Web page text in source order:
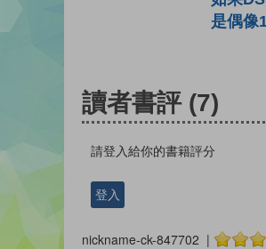
是偶像
讀者書評 (7)
請登入給你的書籍評分
登入
nickname-ck-847702 |